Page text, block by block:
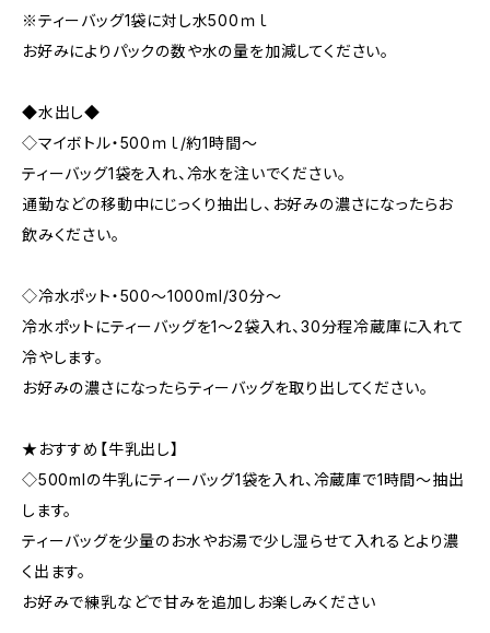
※ティーバッグ1袋に対し水500ｍｌ
お好みによりパックの数や水の量を加減してください。
◆水出し◆
◇マイボトル・500ｍｌ/約1時間～
ティーバッグ1袋を入れ、冷水を注いでください。
通勤などの移動中にじっくり抽出し、お好みの濃さになったらお
飲みください。
◇冷水ポット・500～1000ml/30分～
冷水ポットにティーバッグを1～2袋入れ、30分程冷蔵庫に入れて
冷やします。
お好みの濃さになったらティーバッグを取り出してください。
★おすすめ【牛乳出し】
◇500mlの牛乳にティーバッグ1袋を入れ、冷蔵庫で1時間～抽出
します。
ティーバッグを少量のお水やお湯で少し湿らせて入れるとより濃
く出ます。
お好みで練乳などで甘みを追加しお楽しみください